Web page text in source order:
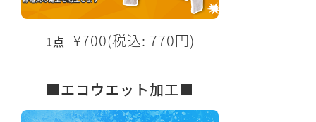
1点 ¥700(税込: 770円)
■エコウエット加工■